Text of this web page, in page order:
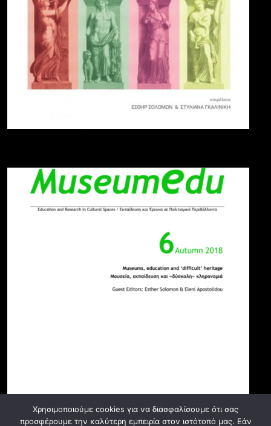
Χρησιμοποιούμε cookies για να διασφαλίσουμε ότι σας
προσφέρουμε την καλύτερη εμπειρία στον ιστότοπό μας. Εάν